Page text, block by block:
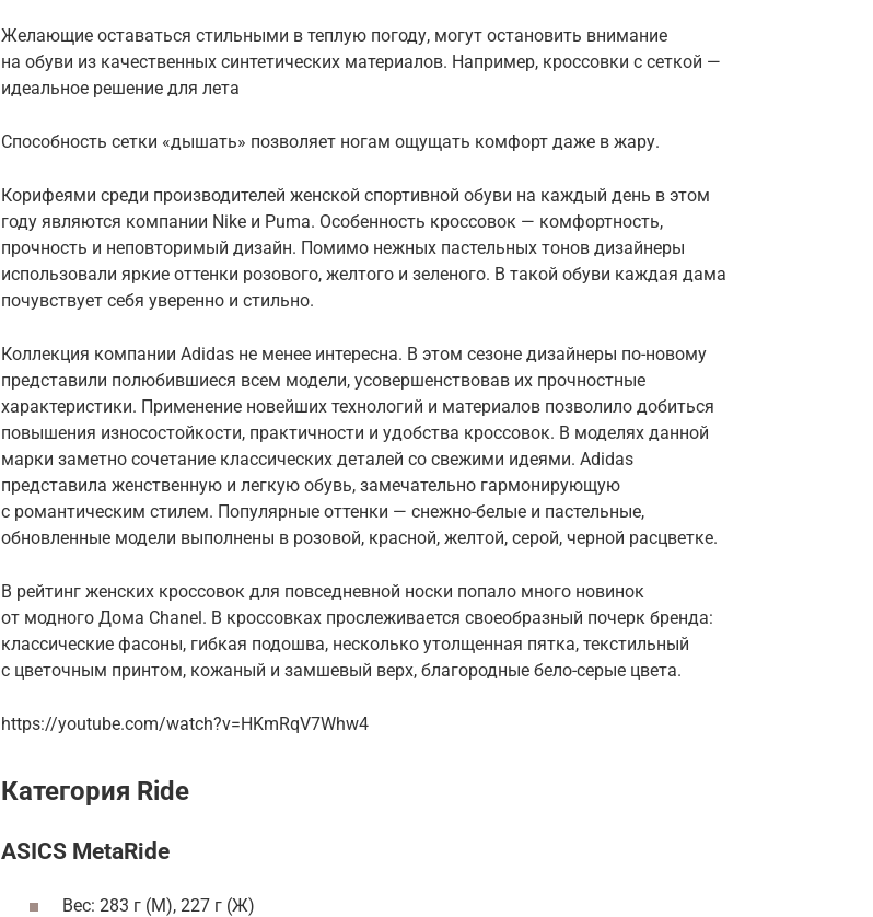
Желающие оставаться стильными в теплую погоду, могут остановить внимание
на обуви из качественных синтетических материалов. Например, кроссовки с сеткой —
идеальное решение для лета
Способность сетки «дышать» позволяет ногам ощущать комфорт даже в жару.
Корифеями среди производителей женской спортивной обуви на каждый день в этом
году являются компании Nike и Puma. Особенность кроссовок — комфортность,
прочность и неповторимый дизайн. Помимо нежных пастельных тонов дизайнеры
использовали яркие оттенки розового, желтого и зеленого. В такой обуви каждая дама
почувствует себя уверенно и стильно.
Коллекция компании Adidas не менее интересна. В этом сезоне дизайнеры по-новому
представили полюбившиеся всем модели, усовершенствовав их прочностные
характеристики. Применение новейших технологий и материалов позволило добиться
повышения износостойкости, практичности и удобства кроссовок. В моделях данной
марки заметно сочетание классических деталей со свежими идеями. Adidas
представила женственную и легкую обувь, замечательно гармонирующую
с романтическим стилем. Популярные оттенки — снежно-белые и пастельные,
обновленные модели выполнены в розовой, красной, желтой, серой, черной расцветке.
В рейтинг женских кроссовок для повседневной носки попало много новинок
от модного Дома Chanel. В кроссовках прослеживается своеобразный почерк бренда:
классические фасоны, гибкая подошва, несколько утолщенная пятка, текстильный
с цветочным принтом, кожаный и замшевый верх, благородные бело-серые цвета.
https://youtube.com/watch?v=HKmRqV7Whw4
Категория Ride
ASICS MetaRide
Вес: 283 г (М), 227 г (Ж)